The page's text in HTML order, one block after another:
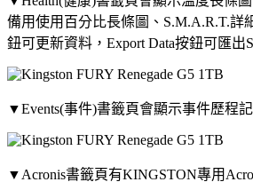
備用使用百分比長條圖、S.M.A.R.T.詳
鈕可更新資料，Export Data按鈕可匯出
▼Events(事件)書籤頁會顯示事件歷程
▼Acronis書籤頁有KINGSTON專用